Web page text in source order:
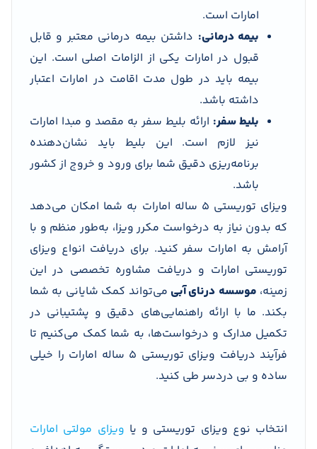
امارات است.
بیمه درمانی: داشتن بیمه درمانی معتبر و قابل
قبول در امارات یکی از الزامات اصلی است. این
بیمه باید در طول مدت اقامت در امارات اعتبار
داشته باشد.
بلیط سفر: ارائه بلیط سفر به مقصد و مبدا امارات
نیز لازم است. این بلیط باید نشان‌دهنده
برنامه‌ریزی دقیق شما برای ورود و خروج از کشور
باشد.
ویزای توریستی 5 ساله امارات به شما امکان می‌دهد
که بدون نیاز به درخواست مکرر ویزا، به‌طور منظم و با
آرامش به امارات سفر کنید. برای دریافت انواع ویزای
توریستی امارات و دریافت مشاوره تخصصی در این
زمینه، موسسه درنای آبی می‌تواند کمک شایانی به شما
بکند. ما با ارائه راهنمایی‌های دقیق و پشتیبانی در
تکمیل مدارک و درخواست‌ها، به شما کمک می‌کنیم تا
فرآیند دریافت ویزای توریستی 5 ساله امارات را خیلی
ساده و بی دردسر طی کنید.
انتخاب نوع ویزای توریستی و یا ویزای مولتی امارات